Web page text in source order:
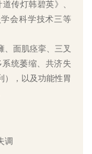
传灯韩碧英》、
会科学技术三等
、面肌痉挛、三叉
统萎缩、共济失
），以及功能性胃
调